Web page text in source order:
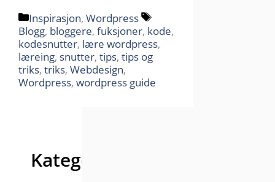
Kategorier
Inspirasjon, Wordpress
Stikkord
Blogg, bloggere, fuksjoner, kode,
kodesnutter, lære wordpress,
læreing, snutter, tips, tips og
triks, triks, Webdesign,
Wordpress, wordpress guide
Kategorier